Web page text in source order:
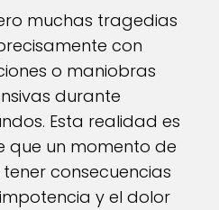
muchas tragedias
con
o maniobras
durante
Esta realidad es
que un momento de
consecuencias
y el dolor